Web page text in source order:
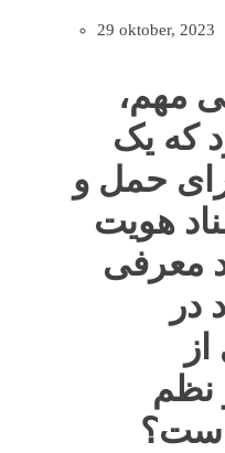
29 oktober, 2023
مهم،
که یک
حمل و
هویت
معرفی
در
نظم